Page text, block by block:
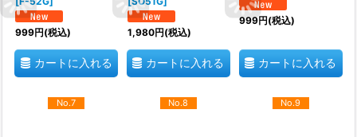
999円(税込)
カートに入れる
1,980円(税込)
カートに入れる
999円(税込)
カートに入れる
No.7 No.8 No.9